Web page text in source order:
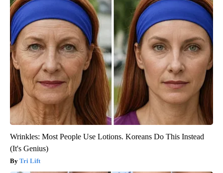
Wrinkles: Most People Use Lotions. Koreans Do This Instead
(It's Genius)
Tri Lift